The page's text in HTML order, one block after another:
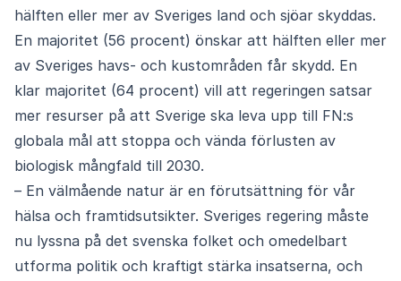
hälften eller mer av Sveriges land och sjöar skyddas.
En majoritet (56 procent) önskar att hälften eller mer
av Sveriges havs- och kustområden får skydd. En
klar majoritet (64 procent) vill att regeringen satsar
mer resurser på att Sverige ska leva upp till FN:s
globala mål att stoppa och vända förlusten av
biologisk mångfald till 2030.
– En välmående natur är en förutsättning för vår
hälsa och framtidsutsikter. Sveriges regering måste
nu lyssna på det svenska folket och omedelbart
utforma politik och kraftigt stärka insatserna, och